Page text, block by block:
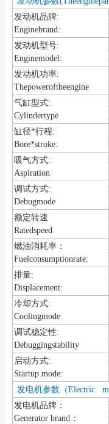
发动机品牌:
Enginebrand:
发动机型号:
Enginemodel:
发动机功率:
Thepoweroftheengine
气缸型式:
Cylindertype
缸径*行程:
Bore*stroke:
吸气方式:
Aspiration
调试方式:
Debugmode
额定转速
Ratedspeed
燃油消耗率：
Fuelconsumptionrate:
排量:
Displacement:
冷却方式:
Coolingmode
调试稳定性:
Debuggingstability
启动方式:
Startup mode:
发电机参数（Electric
发电机品牌：
Generator brand：